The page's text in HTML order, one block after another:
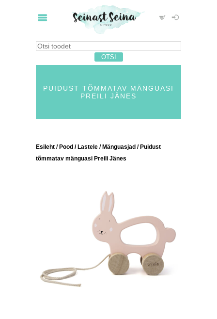
PUIDUST TÕMMATAV MÄNGUASI
PREILI JÄNES
Esileht / Pood / Lastele / Mänguasjad / Puidust
tõmmatav mänguasi Preili Jänes